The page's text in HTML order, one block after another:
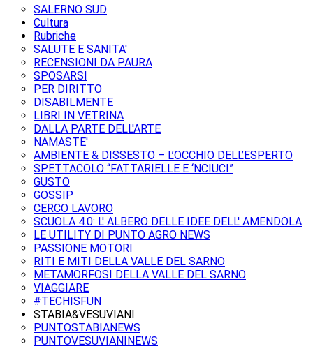
SALERNO SUD
Cultura
Rubriche
SALUTE E SANITA'
RECENSIONI DA PAURA
SPOSARSI
PER DIRITTO
DISABILMENTE
LIBRI IN VETRINA
DALLA PARTE DELL'ARTE
NAMASTE'
AMBIENTE & DISSESTO – L’OCCHIO DELL’ESPERTO
SPETTACOLO “FATTARIELLE E ‘NCIUCI”
GUSTO
GOSSIP
CERCO LAVORO
SCUOLA 4.0: L' ALBERO DELLE IDEE DELL' AMENDOLA
LE UTILITY DI PUNTO AGRO NEWS
PASSIONE MOTORI
RITI E MITI DELLA VALLE DEL SARNO
METAMORFOSI DELLA VALLE DEL SARNO
VIAGGIARE
#TECHISFUN
STABIA&VESUVIANI
PUNTOSTABIANEWS
PUNTOVESUVIANINEWS